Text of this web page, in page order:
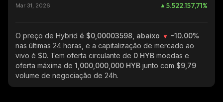
Mar 31, 2026 5.522.157,71%
O preço de Hybrid é $0,00003598, abaixo
-10.00%
nas últimas 24 horas, e a capitalização de mercado ao
vivo é $0. Tem oferta circulante de 0 HYB moedas e
oferta máxima de 1,000,000,000 HYB junto com $9,79
volume de negociação de 24h.